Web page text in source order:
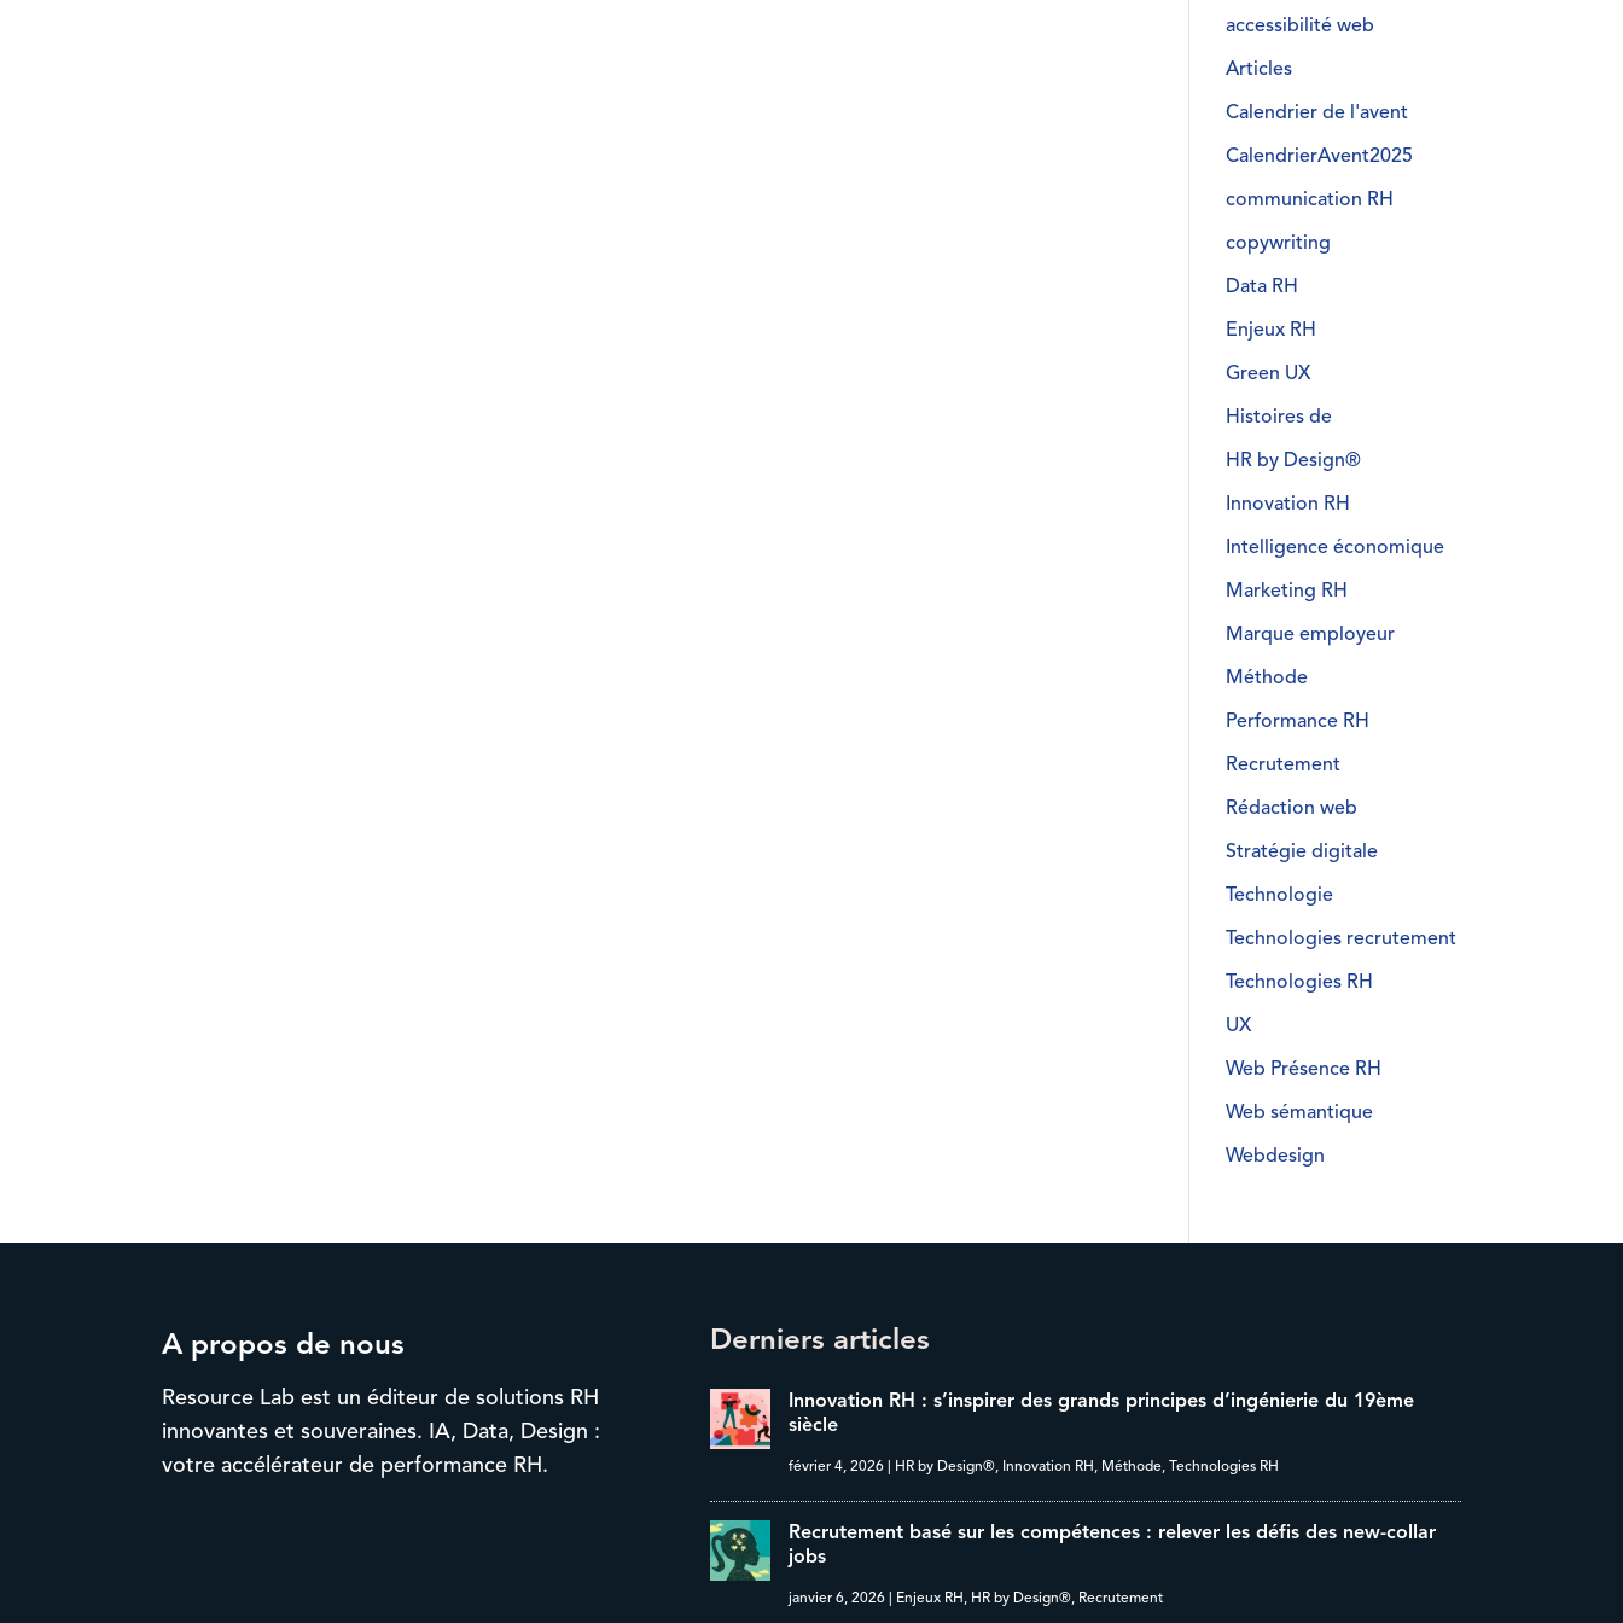
accessibilité web
Articles
Calendrier de l'avent
CalendrierAvent2025
communication RH
copywriting
Data RH
Enjeux RH
Green UX
Histoires de
HR by Design®
Innovation RH
Intelligence économique
Marketing RH
Marque employeur
Méthode
Performance RH
Recrutement
Rédaction web
Stratégie digitale
Technologie
Technologies recrutement
Technologies RH
UX
Web Présence RH
Web sémantique
Webdesign
A propos de nous
Resource Lab est un éditeur de solutions RH
innovantes et souveraines. IA, Data, Design :
votre accélérateur de performance RH.
Derniers articles
Innovation RH : s’inspirer des grands principes d’ingénierie du 19ème
siècle
février 4, 2026 | HR by Design® Innovation RH Méthode ,Technologies RH
Recrutement basé sur les compétences : relever les défis des new-collar
jobs
janvier 6, 2026 | Enjeux RH HR by Design® Recrutement